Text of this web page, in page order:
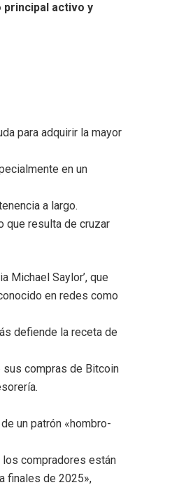
principal activo y
para adquirir la mayor
en un
a largo.
que resulta de cruzar
Michael Saylor’, que
en redes como
defiende la receta de
sus compras de Bitcoin
un patrón «hombro-
los compradores están
finales de 2025»,